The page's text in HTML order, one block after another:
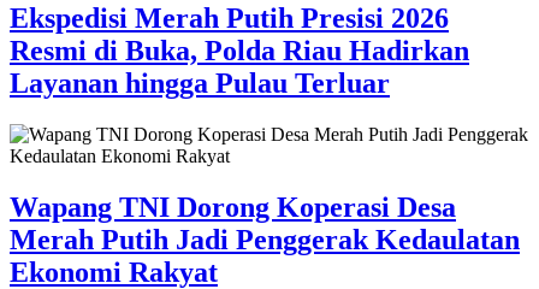
Ekspedisi Merah Putih Presisi 2026
Resmi di Buka, Polda Riau Hadirkan
Layanan hingga Pulau Terluar
Wapang TNI Dorong Koperasi Desa
Merah Putih Jadi Penggerak Kedaulatan
Ekonomi Rakyat